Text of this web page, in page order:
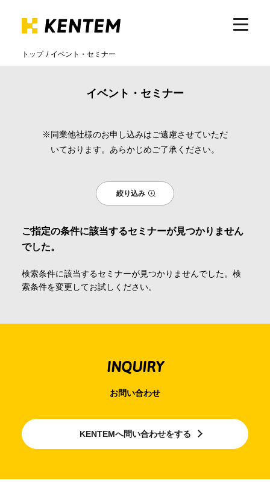
導入事例
イベント・セミナー
会社情報
採用情報
お問合せ・申込
サイト内検索
トップ イベント・セミナー
イベント・セミナー
※同業他社様のお申し込みはご遠慮させていただ
いております。あらかじめご了承ください。
絞り込み
ご指定の条件に該当するセミナーが見つかりません
でした。
検索条件に該当するセミナーが見つかりませんでした。検
索条件を変更してお試しください。
INQUIRY
お問い合わせ
KENTEMへ問い合わせをする